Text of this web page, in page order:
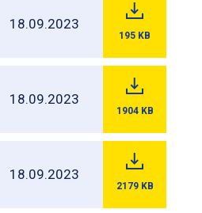
18.09.2023
195 KB
18.09.2023
1904 KB
18.09.2023
2179 KB